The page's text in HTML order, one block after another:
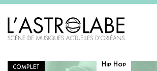
COMPLET Hip Hop